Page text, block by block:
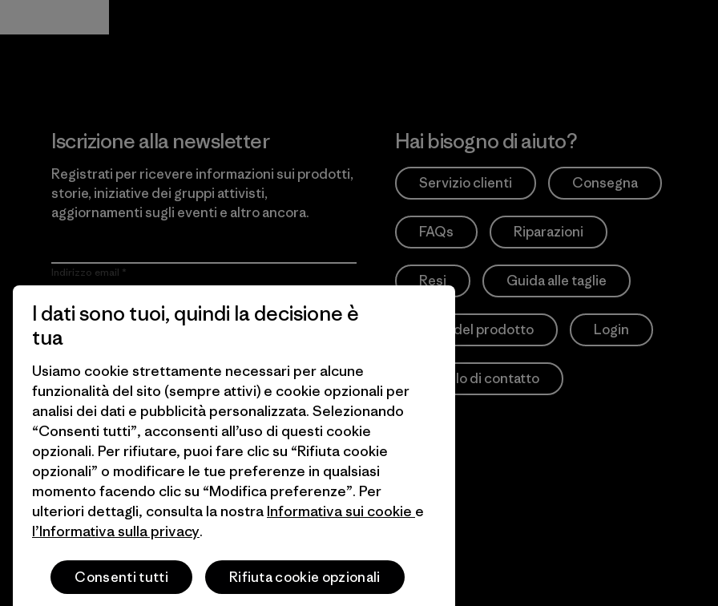
Iscrizione alla newsletter
Registrati per ricevere informazioni sui prodotti,
storie, iniziative dei gruppi attivisti,
aggiornamenti sugli eventi e altro ancora.
Indirizzo email
Cliccando sul pulsante Iscriviti, accetto che Patagonia utilizzi il
mio indirizzo e-mail e mi invii e-mail con informazioni sui
prodotti, storie, iniziative dei gruppi attivisti, aggiornamenti sugli
di Patagonia.
Iscriviti
Hai bisogno di aiuto?
Servizio clienti Consegna
FAQs Riparazioni
Resi Guida alle taglie
Cura del prodotto Login
Modulo di contatto
I dati sono tuoi, quindi la decisione è
tua
Usiamo cookie strettamente necessari per alcune
funzionalità del sito (sempre attivi) e cookie opzionali per
analisi dei dati e pubblicità personalizzata. Selezionando
“Consenti tutti”, acconsenti all’uso di questi cookie
opzionali. Per rifiutare, puoi fare clic su “Rifiuta cookie
opzionali” o modificare le tue preferenze in qualsiasi
momento facendo clic su “Modifica preferenze”. Per
ulteriori dettagli, consulta la nostra Informativa sui cookie e
l’Informativa sulla privacy.
Consenti tutti Rifiuta cookie opzionali